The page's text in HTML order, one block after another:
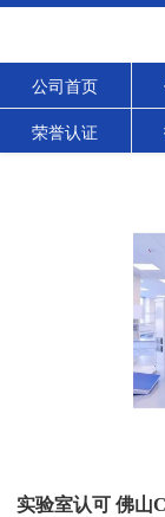
公司首页
荣誉认证
实验室认可 佛山